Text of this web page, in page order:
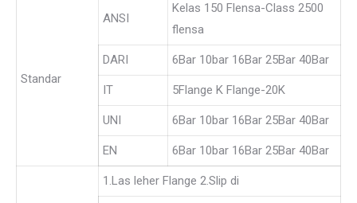
Standar
ANSI
Kelas 150 Flensa-Class 2500
flensa
DARI 6Bar 10bar 16Bar 25Bar 40Bar
IT 5Flange K Flange-20K
UNI 6Bar 10bar 16Bar 25Bar 40Bar
EN 6Bar 10bar 16Bar 25Bar 40Bar
1.Las leher Flange 2.Slip di